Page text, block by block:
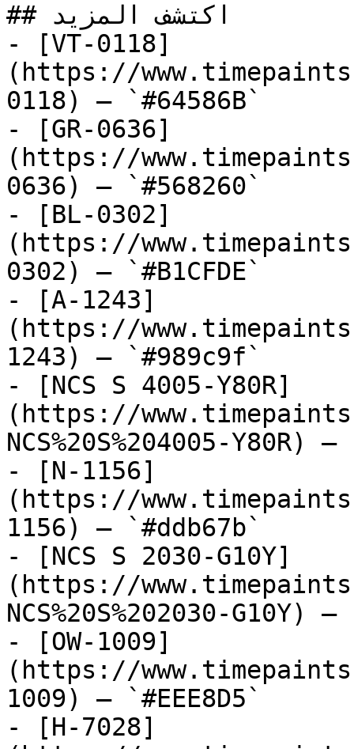
## اكتشف المزيد
- [VT-0118]
(https://
0118) — `#64586B`
- [GR-0636]
(https://
0636) — `#568260`
- [BL-0302]
(https://
0302) — `#B1CFDE`
- [A-1243]
(https://
1243) — `#989c9f`
- [NCS S 4005-Y80R]
(https://
NCS%20S%204005-Y80R)
- [N-1156]
(https://
1156) — `#ddb67b`
- [NCS S 2030-G10Y]
(https://
NCS%20S%202030-G10Y)
- [OW-1009]
(https://
1009) — `#EEE8D5`
- [H-7028]